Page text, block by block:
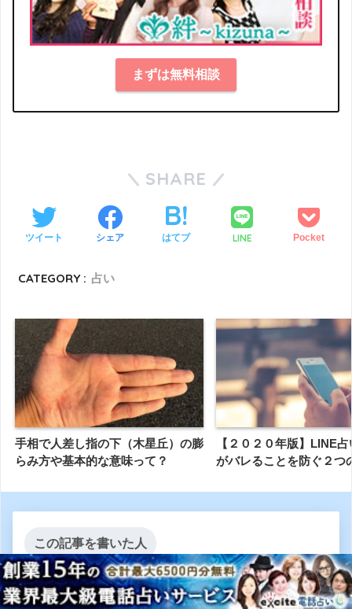
まずは無料相談
SHARE
ツイート シェア はてブ LINE Pocket
CATEGORY : 占い
手相で人差し指の下（木星丘）の膨
らみ方や基本的な意味って？
【２０２０年版】LINE
がバレることを防ぐ２つ
この記事を書いた人
暮らしのメディア編集部